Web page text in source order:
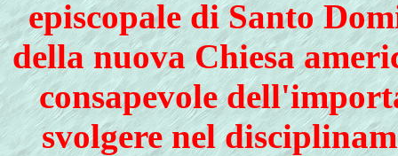
episcopale di Santo
della nuova Chiesa
consapevole
svolgere nel